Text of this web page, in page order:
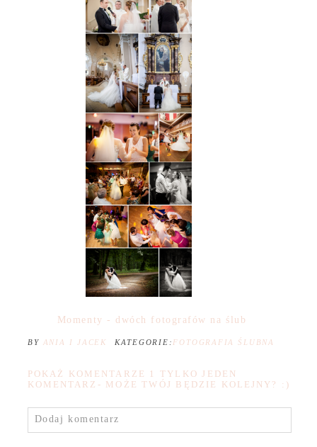
Momenty - dwóch fotografów na ślub
BY ANIA I JACEK KATEGORIE: FOTOGRAFIA ŚLUBNA
POKAŻ KOMENTARZE
1 TYLKO JEDEN
KOMENTARZ- MOŻE TWÓJ BĘDZIE KOLEJNY? :)
Dodaj komentarz